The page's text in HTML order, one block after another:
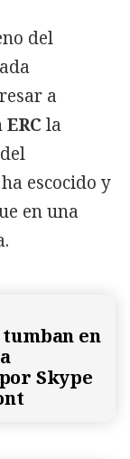
del
a
ERC la
del
escocido y
en una
en
Skype